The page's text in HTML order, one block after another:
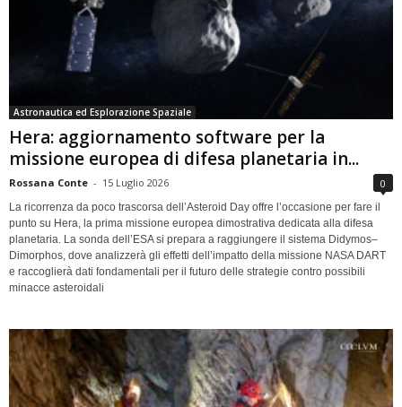
Astronautica ed Esplorazione Spaziale
Hera: aggiornamento software per la
missione europea di difesa planetaria in...
Rossana Conte - 15 Luglio 2026 0
La ricorrenza da poco trascorsa dell’Asteroid Day offre l’occasione per fare il
punto su Hera, la prima missione europea dimostrativa dedicata alla difesa
planetaria. La sonda dell’ESA si prepara a raggiungere il sistema Didymos–
Dimorphos, dove analizzerà gli effetti dell’impatto della missione NASA DART
e raccoglierà dati fondamentali per il futuro delle strategie contro possibili
minacce asteroidali